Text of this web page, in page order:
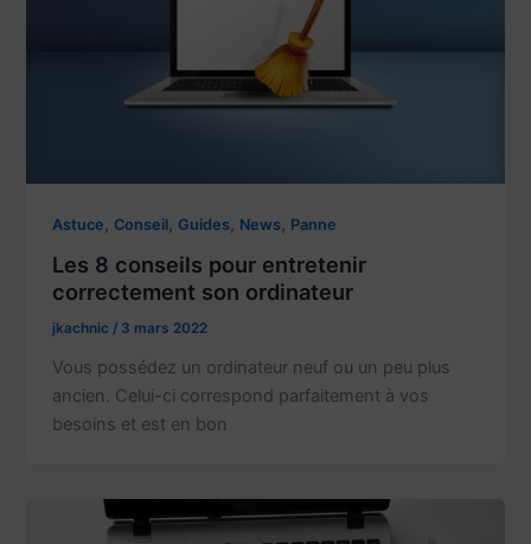
Astuce Conseil Guides News Panne
Les 8 conseils pour entretenir
correctement son ordinateur
jkachnic/ 3 mars 2022
Vous possédez un ordinateur neuf ou un peu plus
ancien. Celui-ci correspond parfaitement à vos
besoins et est en bon